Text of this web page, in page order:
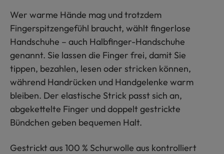
Wer warme Hände mag und trotzdem
Fingerspitzengefühl braucht, wählt fingerlose
Handschuhe – auch Halbfinger-Handschuhe
genannt. Sie lassen die Finger frei, damit Sie
tippen, bezahlen, lesen oder stricken können,
während Handrücken und Handgelenke warm
bleiben. Der elastische Strick passt sich an,
abgekettelte Finger und doppelt gestrickte
Bündchen geben bequemen Halt.
Gestrickt aus 100 % Schurwolle aus kontrolliert